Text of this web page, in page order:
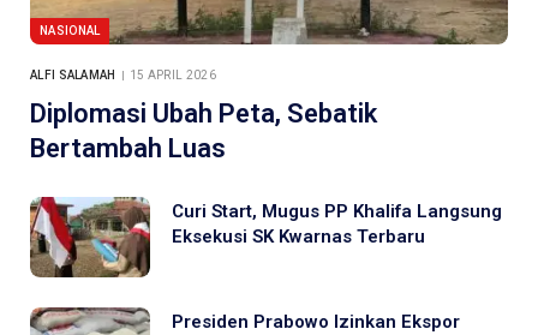
NASIONAL
ALFI SALAMAH 15 APRIL 2026
Diplomasi Ubah Peta, Sebatik
Bertambah Luas
Curi Start, Mugus PP Khalifa Langsung
Eksekusi SK Kwarnas Terbaru
Presiden Prabowo Izinkan Ekspor